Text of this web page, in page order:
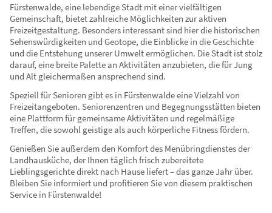
Fürstenwalde, eine lebendige Stadt mit einer vielfältigen
Gemeinschaft, bietet zahlreiche Möglichkeiten zur aktiven
Freizeitgestaltung. Besonders interessant sind hier die historischen
Sehenswürdigkeiten und Geotope, die Einblicke in die Geschichte
und die Entstehung unserer Umwelt ermöglichen. Die Stadt ist stolz
darauf, eine breite Palette an Aktivitäten anzubieten, die für Jung
und Alt gleichermaßen ansprechend sind.
Speziell für Senioren gibt es in Fürstenwalde eine Vielzahl von
Freizeitangeboten. Seniorenzentren und Begegnungsstätten bieten
eine Plattform für gemeinsame Aktivitäten und regelmäßige
Treffen, die sowohl geistige als auch körperliche Fitness fördern.
Genießen Sie außerdem den Komfort des Menübringdienstes der
Landhausküche, der Ihnen täglich frisch zubereitete
Lieblingsgerichte direkt nach Hause liefert – das ganze Jahr über.
Bleiben Sie informiert und profitieren Sie von diesem praktischen
Service in Fürstenwalde!